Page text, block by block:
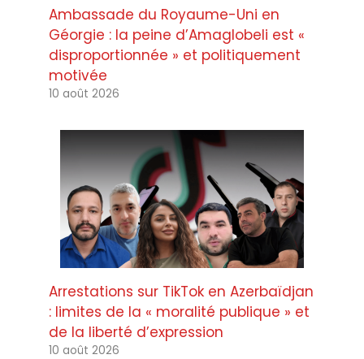
Ambassade du Royaume-Uni en
Géorgie : la peine d’Amaglobeli est «
disproportionnée » et politiquement
motivée
10 août 2026
Arrestations sur TikTok en Azerbaïdjan
: limites de la « moralité publique » et
de la liberté d’expression
10 août 2026